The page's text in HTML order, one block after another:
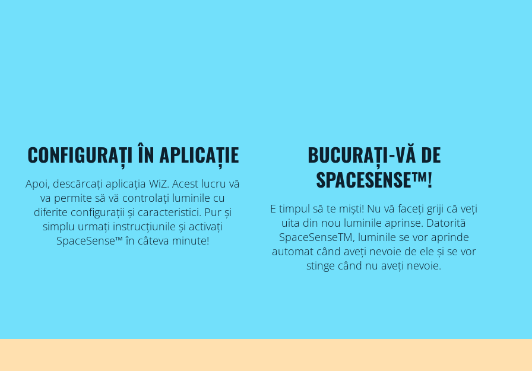
CONFIGURAȚI ÎN APLICAȚIE
Apoi, descărcați aplicația WiZ. Acest lucru vă
va permite să vă controlați luminile cu
diferite configurații și caracteristici. Pur și
simplu urmați instrucțiunile și activați
SpaceSense™ în câteva minute!
BUCURAȚI-VĂ DE
SPACESENSE™!
E timpul să te miști! Nu vă faceți griji că veți
uita din nou luminile aprinse. Datorită
SpaceSenseTM, luminile se vor aprinde
automat când aveți nevoie de ele și se vor
stinge când nu aveți nevoie.